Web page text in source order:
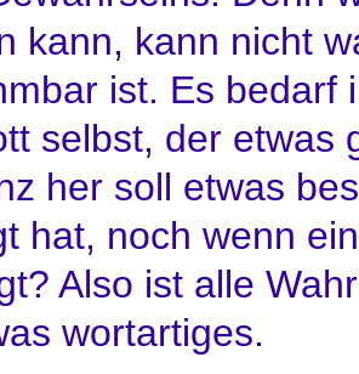
kann, kann nicht
ist. Es bedarf
selbst, der etwas
her soll etwas
hat, noch wenn
Also ist alle
wortartiges.